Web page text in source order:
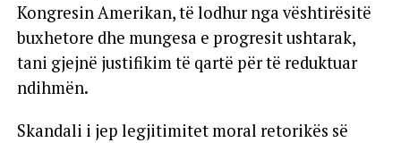
Kongresin Amerikan, të lodhur nga vështirësitë
buxhetore dhe mungesa e progresit ushtarak,
tani gjejnë justifikim të qartë për të reduktuar
ndihmën.
Skandali i jep legjitimitet moral retorikës së